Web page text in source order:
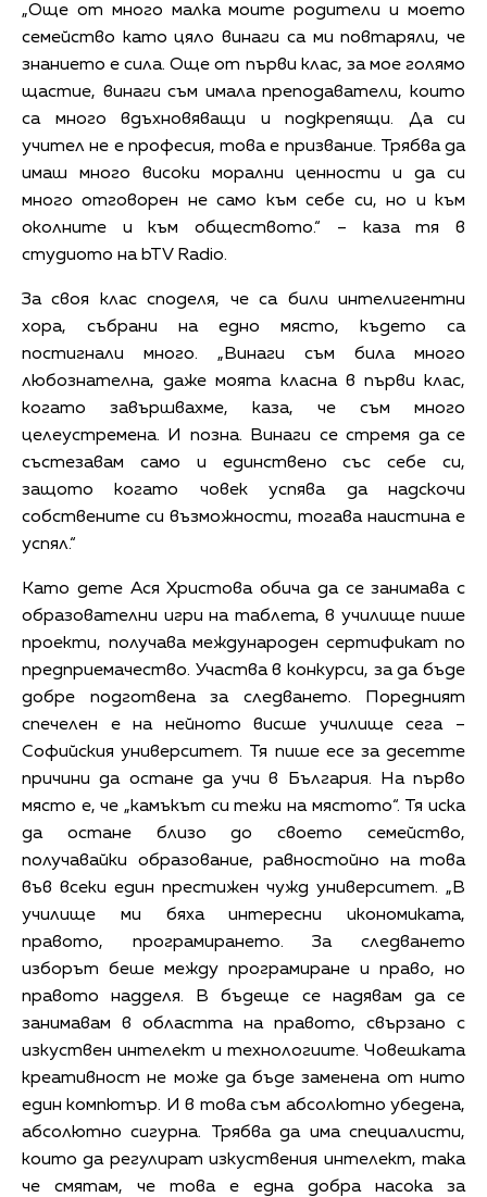
„Още от много малка моите родители и моето
семейство като цяло винаги са ми повтаряли, че
знанието е сила. Още от първи клас, за мое голямо
щастие, винаги съм имала преподаватели, които
са много вдъхновяващи и подкрепящи. Да си
учител не е професия, това е призвание. Трябва да
имаш много високи морални ценности и да си
много отговорен не само към себе си, но и към
околните и към обществото.“ – каза тя в
студиото на bTV Radio.
За своя клас споделя, че са били интелигентни
хора, събрани на едно място, където са
постигнали много. „Винаги съм била много
любознателна, даже моята класна в първи клас,
когато завършвахме, каза, че съм много
целеустремена. И позна. Винаги се стремя да се
състезавам само и единствено със себе си,
защото когато човек успява да надскочи
собствените си възможности, тогава наистина е
успял.“
Като дете Ася Христова обича да се занимава с
образователни игри на таблета, в училище пише
проекти, получава международен сертификат по
предприемачество. Участва в конкурси, за да бъде
добре подготвена за следването. Поредният
спечелен е на нейното висше училище сега –
Софийския университет. Тя пише есе за десетте
причини да остане да учи в България. На първо
място е, че „камъкът си тежи на мястото“. Тя иска
да остане близо до своето семейство,
получавайки образование, равностойно на това
във всеки един престижен чужд университет. „В
училище ми бяха интересни икономиката,
правото, програмирането. За следването
изборът беше между програмиране и право, но
правото надделя. В бъдеще се надявам да се
занимавам в областта на правото, свързано с
изкуствен интелект и технологиите. Човешката
креативност не може да бъде заменена от нито
един компютър. И в това съм абсолютно убедена,
абсолютно сигурна. Трябва да има специалисти,
които да регулират изкуствения интелект, така
че смятам, че това е една добра насока за